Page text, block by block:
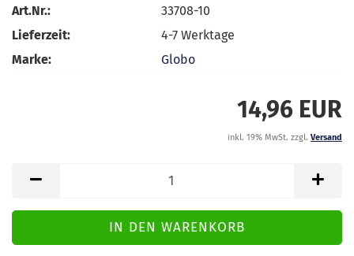
Art.Nr.:
33708-10
Lieferzeit:
4-7 Werktage
Marke:
Globo
14,96 EUR
inkl. 19% MwSt. zzgl. Versand